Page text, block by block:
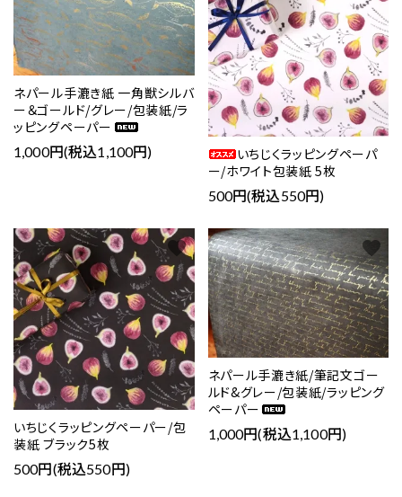
ネパール手漉き紙 一角獣シルバ
ー＆ゴールド/グレー/包装紙/ラ
ッピングペーパー
1,000円(税込1,100円)
いちじくラッピングペーパ
ー/ホワイト包装紙 5枚
500円(税込550円)
いちじくラッピングペーパー/包
装紙 ブラック5枚
500円(税込550円)
favorite
ネパール手漉き紙/筆記文ゴー
ルド&グレー/包装紙/ラッピング
ペーパー
1,000円(税込1,100円)
favorite